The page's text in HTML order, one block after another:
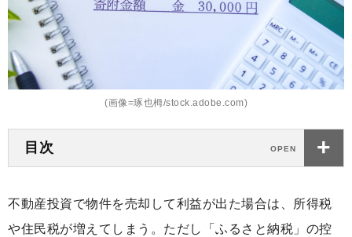
(画像=琢也栂/stock.adobe.com)
目次
不動産投資で物件を売却して利益が出た場合は、所得税
や住民税が増えてしまう。ただし「ふるさと納税」の控